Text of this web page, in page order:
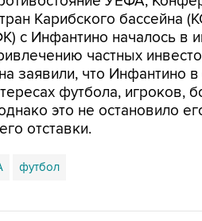
Карибского бассейна
с Инфантино началось в
частных
заявили, что Инфантино
футбола, игроков,
это не остановило
отставки.
футбол